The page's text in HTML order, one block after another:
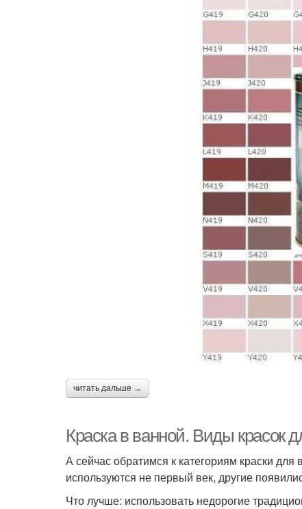
читать дальше →
Краска в ванной. Виды красок
А сейчас обратимся к категориям краски
используются не первый век, другие
Что лучше: использовать недорогие